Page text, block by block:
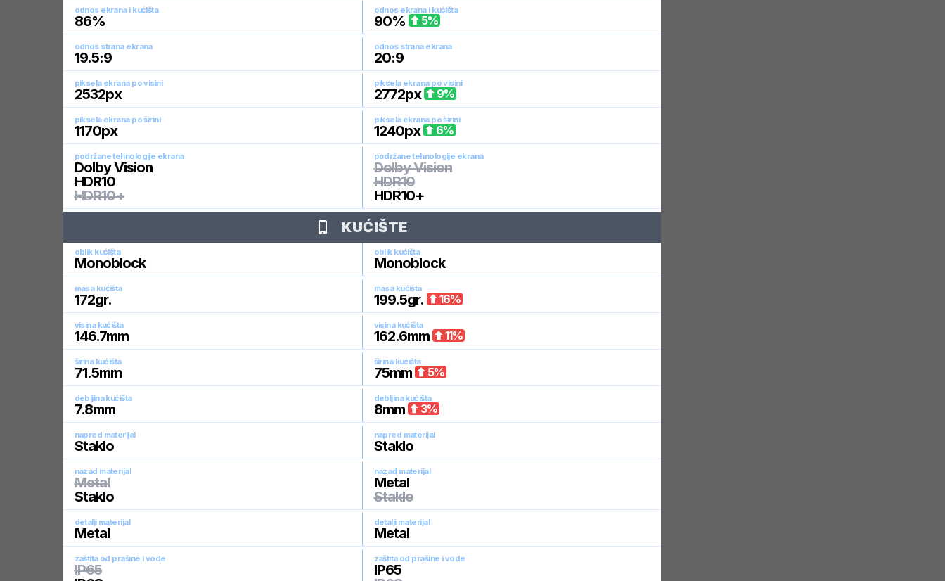
odnos ekrana i kućišta
86%
odnos ekrana i kućišta
90% 5%
odnos strana ekrana
19.5:9
odnos strana ekrana
20:9
piksela ekrana po visini
2532px
piksela ekrana po visini
2772px 9%
piksela ekrana po širini
1170px
piksela ekrana po širini
1240px 6%
podržane tehnologije ekrana
Dolby Vision
HDR10
HDR10+
podržane tehnologije ekrana
Dolby Vision
HDR10
HDR10+
KUĆIŠTE
oblik kućišta
Monoblock
oblik kućišta
Monoblock
masa kućišta
172gr.
masa kućišta
199.5gr. 16%
visina kućišta
146.7mm
visina kućišta
162.6mm 11%
širina kućišta
71.5mm
širina kućišta
75mm 5%
debljina kućišta
7.8mm
debljina kućišta
8mm 3%
napred materijal
Staklo
napred materijal
Staklo
nazad materijal
Metal
Staklo
nazad materijal
Metal
Staklo
detalji materijal
Metal
detalji materijal
Metal
zaštita od prašine i vode
IP65
zaštita od prašine i vode
IP65